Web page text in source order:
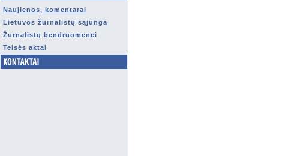
Naujienos, komentarai
Lietuvos žurnalistų sąjunga
Žurnalistų bendruomenei
Teisės aktai